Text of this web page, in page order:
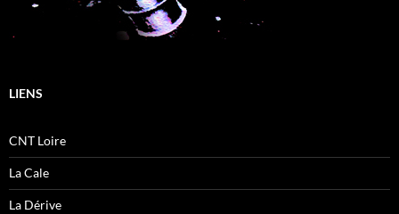
LIENS
CNT Loire
La Cale
La Dérive